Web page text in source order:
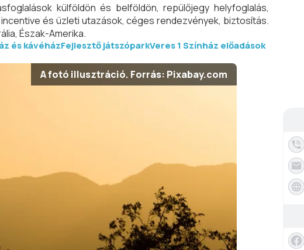
külföldön és belföldön, repülőjegy helyfoglalás,
és üzleti utazások, céges rendezvények, biztosítás.
Észak-Amerika.
és kávéházFejlesztő játszóparkVeres 1 Színház előadások
A fotó illusztráció. Forrás: Pixabay.com